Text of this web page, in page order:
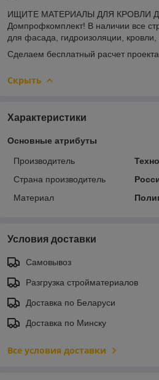
ИЩИТЕ МАТЕРИАЛЫ ДЛЯ КРОВЛИ
Домпрофкомплект! В наличии все
для фасада, гидроизоляции, кровли,
Сделаем бесплатный расчет
Скрыть
Характеристики
Основные атрибуты
Производитель
Страна производитель
Материал
Условия доставки
Самовывоз
Разгрузка стройматериалов
Доставка по Беларуси
Доставка по Минску
Все условия доставки